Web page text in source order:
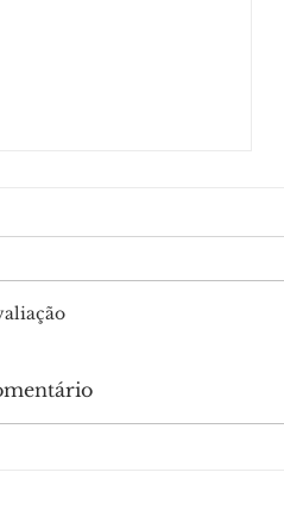
Furlan: ator preso